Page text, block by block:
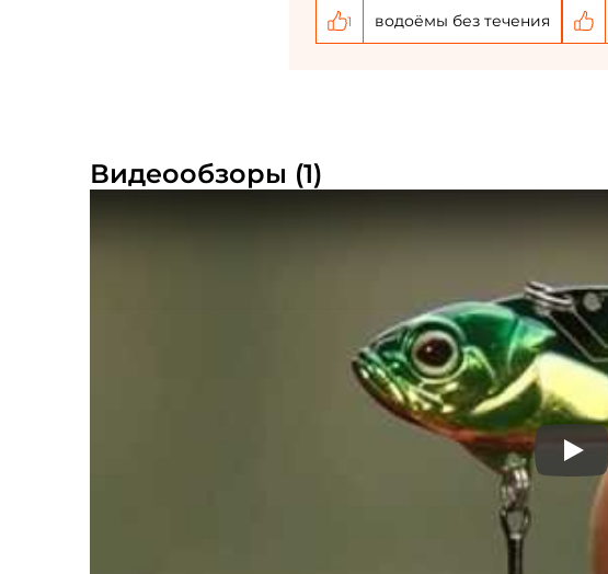
1 водоёмы без течения
Видеообзоры (1)
Play
Заполняя
обработку